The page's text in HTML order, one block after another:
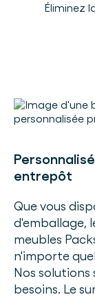
Éliminez
entrepôt
Que vous
d'emballage,
meubles
n'importe
Nos
besoins. Le